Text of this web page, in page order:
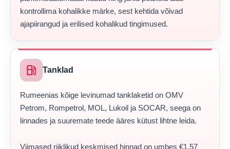
kontrollima kohalikke märke, sest kehtida võivad
ajapiirangud ja erilised kohalikud tingimused.
local_gas_station Tanklad
Rumeenias kõige levinumad tanklaketid on OMV
Petrom, Rompetrol, MOL, Lukoil ja SOCAR, seega on
linnades ja suuremate teede ääres kütust lihtne leida.
Viimased riiklikud keskmised hinnad on umbes €1.57